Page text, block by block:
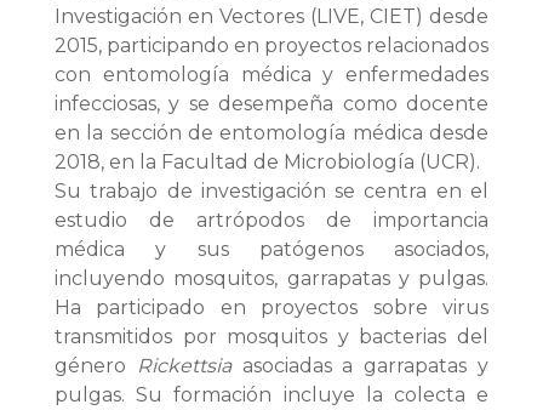
Investigación en Vectores (LIVE, CIET) desde
2015, participando en proyectos relacionados
con entomología médica y enfermedades
infecciosas, y se desempeña como docente
en la sección de entomología médica desde
2018, en la Facultad de Microbiología (UCR).
Su trabajo de investigación se centra en el
estudio de artrópodos de importancia
médica y sus patógenos asociados,
incluyendo mosquitos, garrapatas y pulgas.
Ha participado en proyectos sobre virus
transmitidos por mosquitos y bacterias del
género
Rickettsiaasociadas a garrapatas y
pulgas. Su formación incluye la colecta e